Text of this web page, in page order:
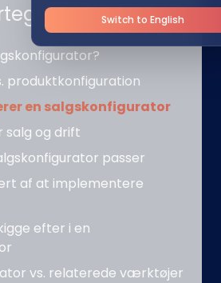
Switch to English
produktkonfiguration
en salgskonfigurator
salg og drift
passer
af at implementere
efter i en
vs. relaterede værktøjer